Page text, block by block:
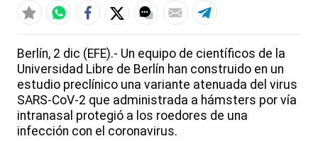
Berlín, 2 dic (EFE).- Un equipo de científicos de la
Universidad Libre de Berlín han construido en un
estudio preclínico una variante atenuada del virus
SARS-CoV-2 que administrada a hámsters por vía
intranasal protegió a los roedores de una
infección con el coronavirus.